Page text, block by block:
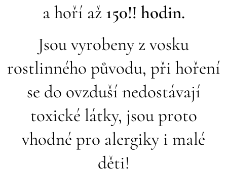
a hoří až 150!! hodin.
Jsou vyrobeny z vosku
rostlinného původu, při hoření
se do ovzduší nedostávají
toxické látky, jsou proto
vhodné pro alergiky i malé
děti!